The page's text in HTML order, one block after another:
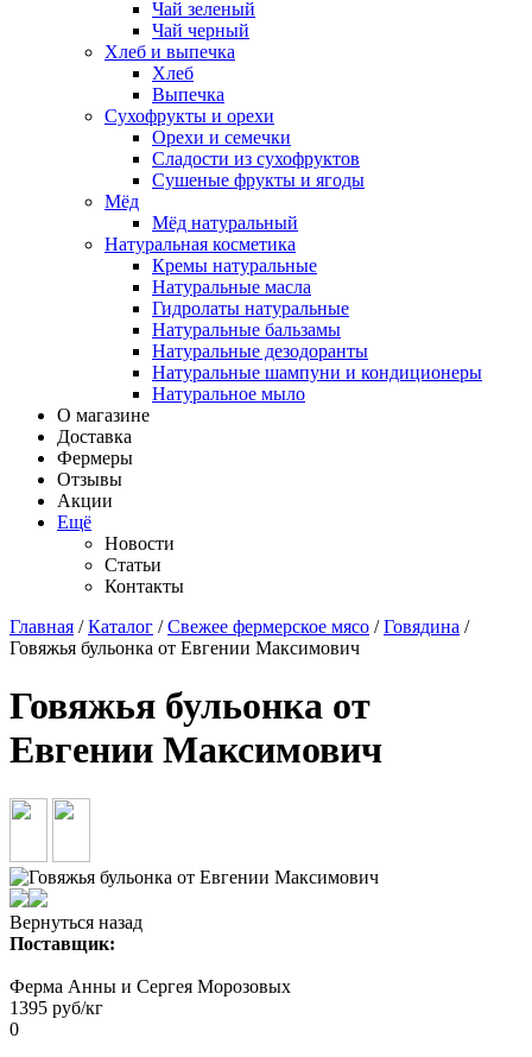
Чай зеленый
Чай черный
Хлеб и выпечка
Хлеб
Выпечка
Сухофрукты и орехи
Орехи и семечки
Сладости из сухофруктов
Сушеные фрукты и ягоды
Мёд
Мёд натуральный
Натуральная косметика
Кремы натуральные
Натуральные масла
Гидролаты натуральные
Натуральные бальзамы
Натуральные дезодоранты
Натуральные шампуни и кондиционеры
Натуральное мыло
О магазине
Доставка
Фермеры
Отзывы
Акции
Ещё
Новости
Статьи
Контакты
Главная /Каталог /Свежее фермерское мясо /Говядина /
Говяжья бульонка от Евгении Максимович
Говяжья бульонка от
Евгении Максимович
Вернуться назад
Поставщик:
Ферма Анны и Сергея Морозовых
1395 руб/кг
0